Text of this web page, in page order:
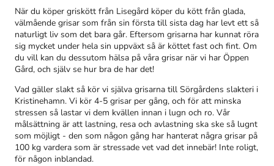
När du köper griskött från Lisegård köper du kött från glada,
välmående grisar som från sin första till sista dag har levt ett så
naturligt liv som det bara går. Eftersom grisarna har kunnat röra
sig mycket under hela sin uppväxt så är köttet fast och fint. Om
du vill kan du dessutom hälsa på våra grisar när vi har Öppen
Gård, och själv se hur bra de har det!
Vad gäller slakt så kör vi själva grisarna till Sörgårdens slakteri i
Kristinehamn. Vi kör 4-5 grisar per gång, och för att minska
stressen så lastar vi dem kvällen innan i lugn och ro. Vår
målsättning är att lastning, resa och avlastning ska ske så lugnt
som möjligt - den som någon gång har hanterat några grisar på
100 kg vardera som är stressade vet vad det innebär! Inte roligt,
för någon inblandad.